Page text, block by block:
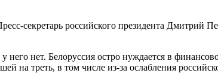
секретарь российского президента Дмитрий
нет. Белоруссия остро нуждается в
на треть, в том числе из-за ослабления